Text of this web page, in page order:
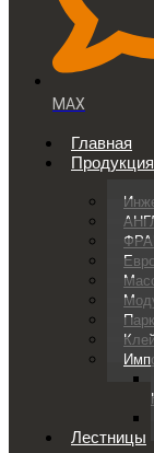
MAX
Главная
Продукция
Лестницы